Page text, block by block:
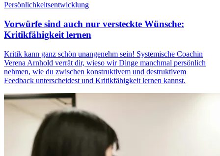
Persönlichkeitsentwicklung
Vorwürfe sind auch nur versteckte Wünsche:
Kritikfähigkeit lernen
Kritik kann ganz schön unangenehm sein! Systemische Coachin
Verena Arnhold verrät dir, wieso wir Dinge manchmal persönlich
nehmen, wie du zwischen konstruktivem und destruktivem
Feedback unterscheidest und Kritikfähigkeit lernen kannst.